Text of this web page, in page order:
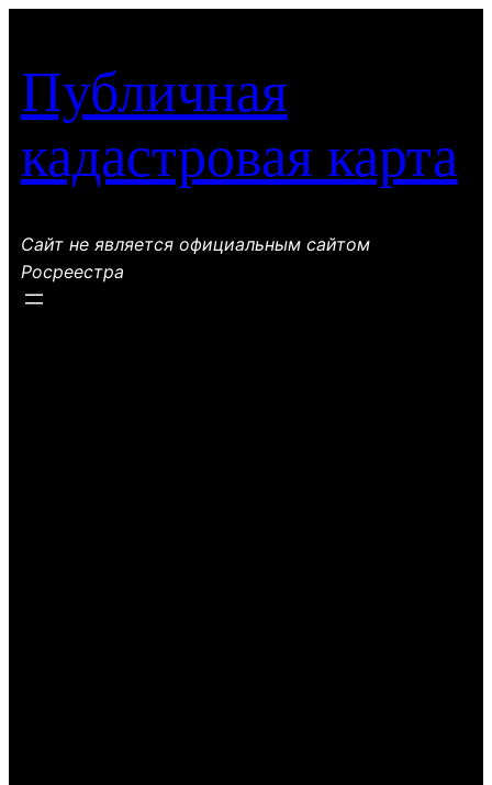
содержимому
Публичная
кадастровая карта
Сайт не является официальным сайтом
Росреестра